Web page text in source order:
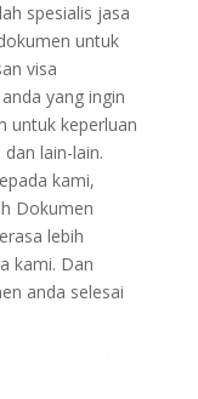
spesialis jasa
untuk
visa
yang ingin
untuk keperluan
lain-lain.
kami,
Dokumen
lebih
kami. Dan
anda selesai